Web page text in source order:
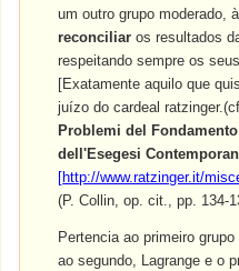
um outro grupo moderado,
reconciliar os resultados
respeitando sempre os
[Exatamente aquilo que
juízo do cardeal
Problemi del
dell'Esegesi
[http://www.ratzinger.it/
(P. Collin, op. cit., pp. 134-
Pertencia ao primeiro
ao segundo, Lagrange e o